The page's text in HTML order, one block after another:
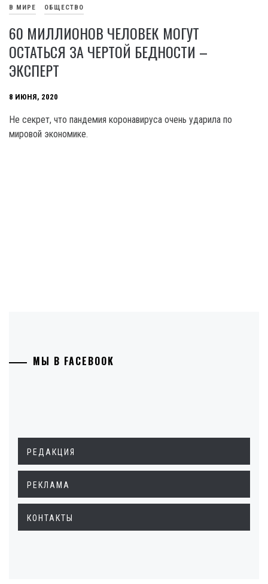
В МИРЕ ОБЩЕСТВО
60 МИЛЛИОНОВ ЧЕЛОВЕК МОГУТ
ОСТАТЬСЯ ЗА ЧЕРТОЙ БЕДНОСТИ –
ЭКСПЕРТ
8 ИЮНЯ, 2020
Не секрет, что пандемия коронавируса очень ударила по
мировой экономике.
МЫ В FACEBOOK
РЕДАКЦИЯ
РЕКЛАМА
КОНТАКТЫ